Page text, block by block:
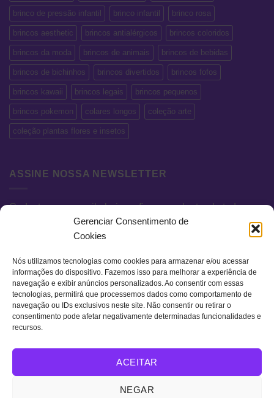
Gerenciar Consentimento de
Cookies
Nós utilizamos tecnologias como cookies para armazenar e/ou acessar
informações do dispositivo. Fazemos isso para melhorar a experiência de
navegação e exibir anúncios personalizados. Ao consentir com essas
tecnologias, permitirá que processemos dados como comportamento de
navegação ou IDs exclusivos neste site. Não consentir ou retirar o
consentimento pode afetar negativamente determinadas funcionalidades e
recursos.
ACEITAR
NEGAR
brinco de pressão infantil brinco infantil brinco rosa
brincos aesthetic brincos antialérgicos brincos coloridos
brincos da moda brincos de animais brincos de bebidas
brincos de bichinhos brincos divertidos brincos fofos
brincos kawaii brincos legais brincos pequenos
brincos pokemon colares longos coleção arte
coleção plantas flores e insetos
ASSINE NOSSA NEWSLETTER
Cadastre seu e-mail abaixo e fique por dentro de todas as
novidades e promoções exclusivas.
Visa MasterCard
FAQ
CONTATO